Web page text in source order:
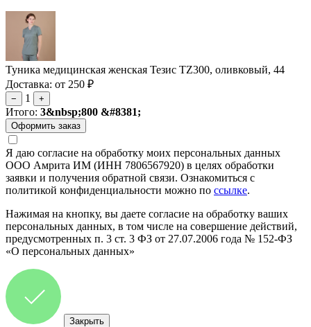
Туника медицинская женская Тезис TZ300, оливковый, 44
Доставка: от 250 ₽
− 1 +
Итого: 3&nbsp;800 &#8381;
Я даю согласие на обработку моих персональных данных
ООО Амрита ИМ (ИНН 7806567920) в целях обработки
заявки и получения обратной связи. Ознакомиться с
политикой конфиденциальности можно по ссылке.
Нажимая на кнопку, вы даете согласие на обработку ваших
персональных данных, в том числе на совершение действий,
предусмотренных п. 3 ст. 3 ФЗ от 27.07.2006 года № 152-ФЗ
«О персональных данных»
Закрыть